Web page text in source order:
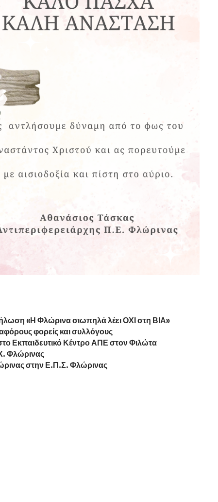
«Η Φλώρινα σιωπηλά λέει ΟΧΙ στη ΒΙΑ»
φορείς και συλλόγους
Εκπαιδευτικό Κέντρο ΑΠΕ στον Φιλώτα
Φλώρινας
στην Ε.Π.Σ. Φλώρινας